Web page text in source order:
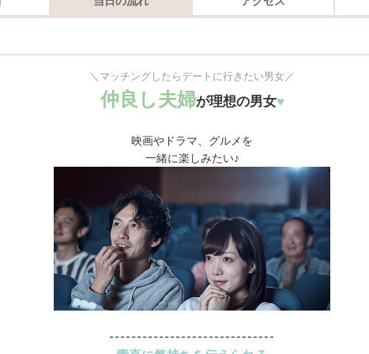
＼マッチングしたらデートに行きたい男女／
仲良し夫婦が理想の男女♥
映画やドラマ、グルメを
一緒に楽しみたい♪